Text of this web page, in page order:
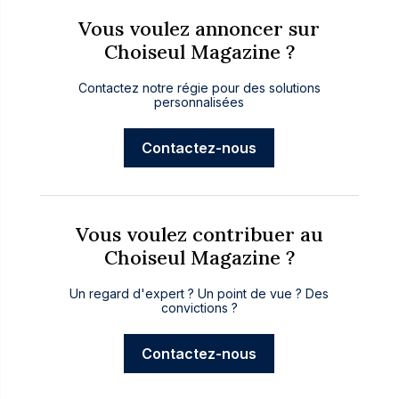
Vous voulez annoncer sur
Choiseul Magazine ?
Contactez notre régie pour des solutions
personnalisées
Contactez-nous
Vous voulez contribuer au
Choiseul Magazine ?
Un regard d'expert ? Un point de vue ? Des
convictions ?
Contactez-nous